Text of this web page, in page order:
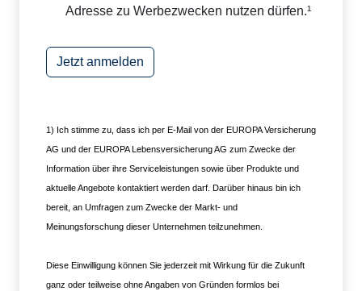
Adresse zu Werbezwecken nutzen dürfen.¹
1) Ich stimme zu, dass ich per E-Mail von der EUROPA Versicherung
AG und der EUROPA Lebensversicherung AG zum Zwecke der
Information über ihre Serviceleistungen sowie über Produkte und
aktuelle Angebote kontaktiert werden darf. Darüber hinaus bin ich
bereit, an Umfragen zum Zwecke der Markt- und
Meinungsforschung dieser Unternehmen teilzunehmen.
Diese Einwilligung können Sie jederzeit mit Wirkung für die Zukunft
ganz oder teilweise ohne Angaben von Gründen formlos bei